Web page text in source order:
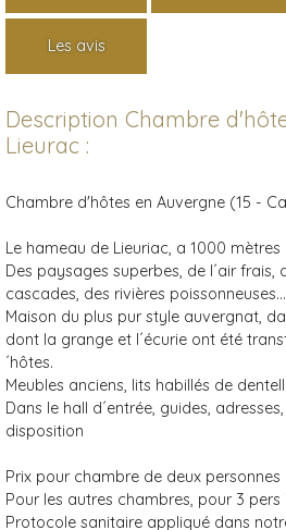
Les avis
Description Chambre
Lieurac :
Chambre d'hôtes en Auvergne (15 -
Le hameau de Lieuriac, a 1000
Des paysages superbes, de l´air frais,
cascades, des rivières poissonneuses...
Maison du plus pur style auvergnat,
dont la grange et l´écurie ont été
´hôtes.
Meubles anciens, lits habillés de
Dans le hall d´entrée, guides,
disposition
Prix pour chambre de deux personnes
Pour les autres chambres, pour 3
Protocole sanitaire appliqué dans